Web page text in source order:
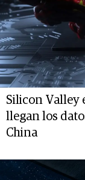
Silicon Valley
llegan los
China